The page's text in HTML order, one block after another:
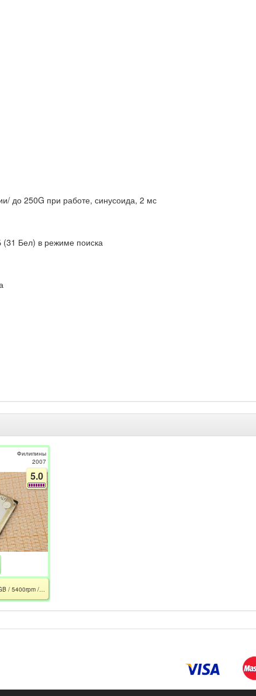
до 250G при работе, синусоида, 2 мс
Бел) в режиме поиска
Филипины
2007
5.0